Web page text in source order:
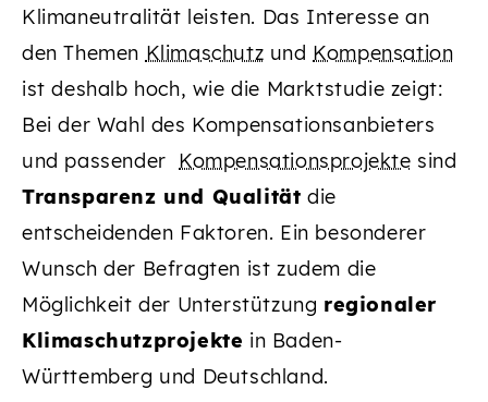
Klimaneutralität leisten. Das Interesse an
den Themen Klimaschutz und Kompensation
ist deshalb hoch, wie die Marktstudie zeigt:
Bei der Wahl des Kompensationsanbieters
und passender Kompensationsprojekte sind
Transparenz und Qualität die
entscheidenden Faktoren. Ein besonderer
Wunsch der Befragten ist zudem die
Möglichkeit der Unterstützung regionaler
Klimaschutzprojekte in Baden-
Württemberg und Deutschland.